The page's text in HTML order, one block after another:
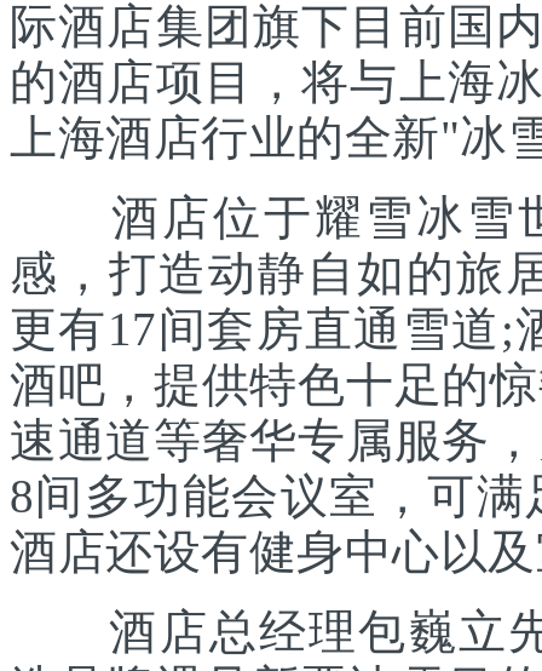
际酒店集团旗下目前国
的酒店项目，将与上海
上海酒店行业的全新"冰
酒店位于耀雪冰雪
感，打造动静自如的旅
更有17间套房直通雪道;
酒吧，提供特色十足的
速通道等奢华专属服务
8间多功能会议室，可
酒店还设有健身中心以
酒店总经理包巍立先